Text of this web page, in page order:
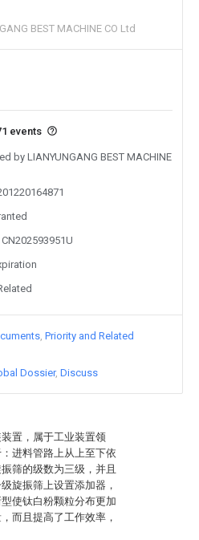
置，属于工业装置领
进料管路上从上至下依
筛的级数为三级，并且
旋振筛上设置添加器，
使钛白粉颗粒分布更加
而且提高了工作效率，
BEST MACHINE CO Ltd
events
by LIANYUNGANG BEST MACHINE
Priority and Related
Dossier Discuss